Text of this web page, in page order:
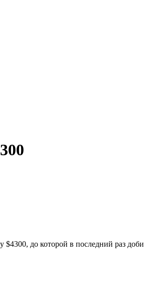
до которой в последний раз